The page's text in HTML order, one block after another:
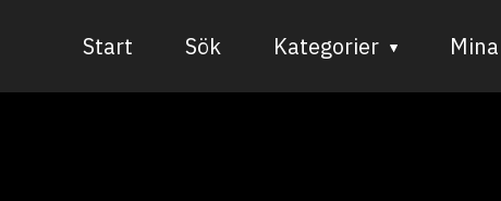
Start Sök Kategorier